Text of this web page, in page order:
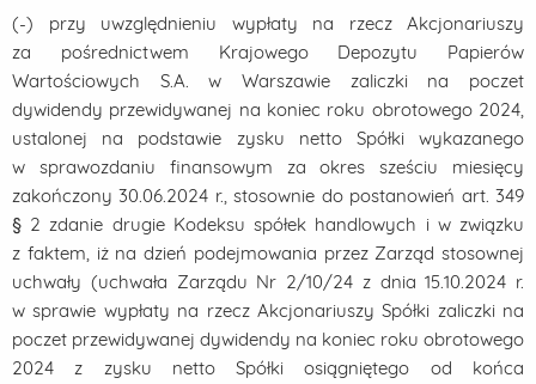
(-) przy uwzględnieniu wypłaty na rzecz Akcjonariuszy
za pośrednictwem Krajowego Depozytu Papierów
Wartościowych S.A. w Warszawie zaliczki na poczet
dywidendy przewidywanej na koniec roku obrotowego 2024,
ustalonej na podstawie zysku netto Spółki wykazanego
w sprawozdaniu finansowym za okres sześciu miesięcy
zakończony 30.06.2024 r., stosownie do postanowień art. 349
§ 2 zdanie drugie Kodeksu spółek handlowych i w związku
z faktem, iż na dzień podejmowania przez Zarząd stosownej
uchwały (uchwała Zarządu Nr 2/10/24 z dnia 15.10.2024 r.
w sprawie wypłaty na rzecz Akcjonariuszy Spółki zaliczki na
poczet przewidywanej dywidendy na koniec roku obrotowego
2024 z zysku netto Spółki osiągniętego od końca